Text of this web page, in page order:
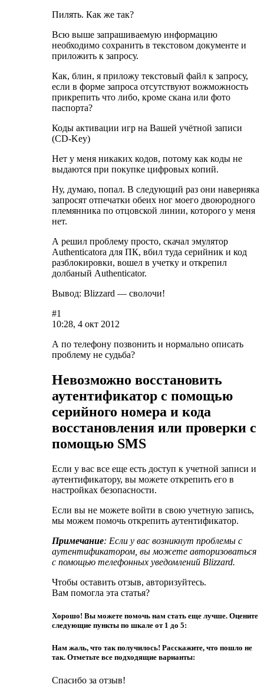
Пилять. Как же так?
Всю выше запрашиваемую информацию
необходимо сохранить в текстовом документе и
приложить к запросу.
Как, блин, я приложу текстовый файл к запросу,
если в форме запроса отсутствуют вожможность
прикрепить что либо, кроме скана или фото
паспорта?
Коды активации игр на Вашей учётной записи
(CD-Key)
Нет у меня никаких кодов, потому как коды не
выдаются при покупке цифровых копий.
Ну, думаю, попал. В следующий раз они наверняка
запросят отпечатки обеих ног моего двоюродного
племянника по отцовской линии, которого у меня
нет.
А решил проблему просто, скачал эмулятор
Authenticatorа для ПК, вбил туда серийник и код
разблокировки, вошел в учетку и открепил
долбаный Authenticator.
Вывод: Blizzard — сволочи!
#1
10:28, 4 окт 2012
А по телефону позвонить и нормально описать
проблему не судьба?
Невозможно восстановить
аутентификатор с помощью
серийного номера и кода
восстановления или проверки с
помощью SMS
Если у вас все еще есть доступ к учетной записи и
аутентификатору, вы можете открепить его в
настройках безопасности.
Если вы не можете войти в свою учетную запись,
мы можем помочь открепить аутентификатор.
Примечание: Если у вас возникнут проблемы с
аутентификатором, вы можете авторизоваться
с помощью телефонных уведомлений Blizzard.
Чтобы оставить отзыв, авторизуйтесь.
Вам помогла эта статья?
Хорошо! Вы можете помочь нам стать еще лучше. Оцените
следующие пункты по шкале от 1 до 5:
Нам жаль, что так получилось! Расскажите, что пошло не
так. Отметьте все подходящие варианты:
Спасибо за отзыв!